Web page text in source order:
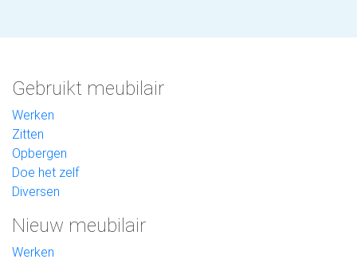
Gebruikt meubilair
Werken
Zitten
Opbergen
Doe het zelf
Diversen
Nieuw meubilair
Werken